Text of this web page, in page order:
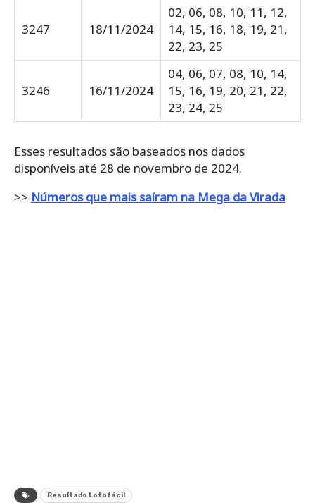
3247 18/11/2024
02, 06, 08, 10, 11, 12,
14, 15, 16, 18, 19, 21,
22, 23, 25
3246 16/11/2024
04, 06, 07, 08, 10, 14,
15, 16, 19, 20, 21, 22,
23, 24, 25
Esses resultados são baseados nos dados
disponíveis até 28 de novembro de 2024.
>> Números que mais saíram na Mega da Virada
Resultado Lotofácil